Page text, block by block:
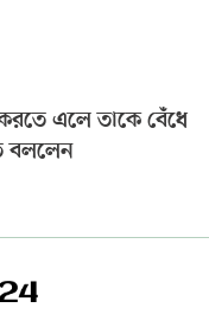
এলে তাকে বেঁধে
বললেন